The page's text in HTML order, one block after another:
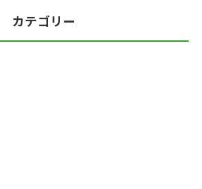
カテゴリー